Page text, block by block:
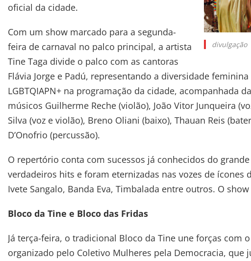
divulgação
oficial da cidade.
Com um show marcado para a segunda-
feira de carnaval no palco principal, a artista
Tine Taga divide o palco com as cantoras
Flávia Jorge e Padú, representando a diversidade
LGBTQIAPN+ na programação da cidade, acompanhada
músicos Guilherme Reche (violão), João Vitor Junqueira
Silva (voz e violão), Breno Oliani (baixo), Thauan Reis
D’Onofrio (percussão).
O repertório conta com sucessos já conhecidos do
verdadeiros hits e foram eternizadas nas vozes de ícones
Ivete Sangalo, Banda Eva, Timbalada entre outros. O
Bloco da Tine e Bloco das Fridas
Já terça-feira, o tradicional Bloco da Tine une forças com
organizado pelo Coletivo Mulheres pela Democracia, que